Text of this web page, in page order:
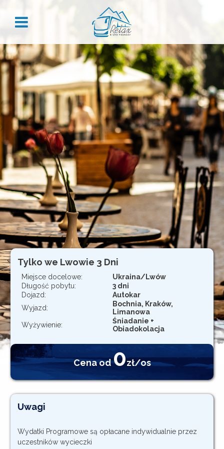
ZALOGUJ
Zaloguj
Nie pamiętasz hasła?
REJESTRACJA
Załóż konto, aby skorzystać z przywilejów dla stałych
klientów:
Historia zamówień
Przegląd danych
Rabaty grupowe
Kody rabatowe
Rejestracja
Tylko we Lwowie 3 Dni
Miejsce docelowe:
Ukraina/Lwów
Długość pobytu:
3 dni
Dojazd:
Autokar
Wyjazd:
Bochnia, Kraków,
Limanowa
Wyżywienie:
Śniadanie +
Obiadokolacja
Cena od0zł/os
Uwagi
Wydatki Programowe są opłacane indywidualnie przez
uczestników wycieczki